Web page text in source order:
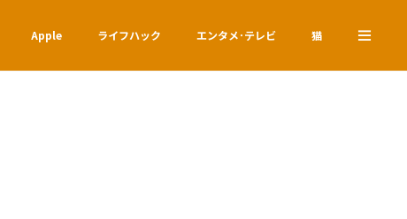
Apple ライフハック エンタメ･テレビ 猫